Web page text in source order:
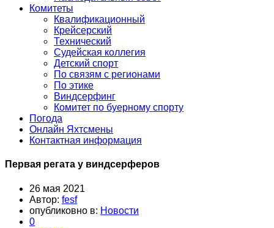
Комитеты
Квалификационный
Крейсерский
Технический
Судейская коллегия
Детский спорт
По связям с регионами
По этике
Виндсерфинг
Комитет по буерному спорту
Погода
Онлайн Яхтсмены
Контактная информация
Первая регата у виндсерферов
26 мая 2021
Автор: fesf
опубликовно в: Новости
0